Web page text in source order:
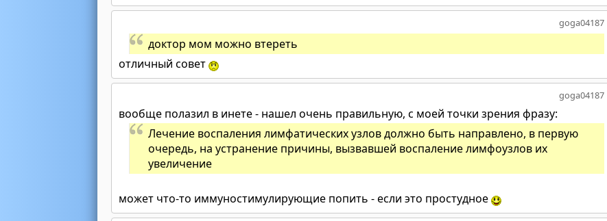
goga04187
доктор мом можно втереть
отличный совет
goga04187
вообще полазил в инете - нашел очень правильную, с моей точки зрения фразу:
Лечение воспаления лимфатических узлов должно быть направлено, в первую
очередь, на устранение причины, вызвавшей воспаление лимфоузлов их
увеличение
может что-то иммуностимулирующие попить - если это простудное